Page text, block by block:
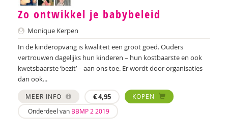
Johan Gelderloos
Sharon Gesthuizen
Simon Hay
P. Hebbink
Josette Hoex
Onno Hoorn
Zo ontwikkel je babybeleid
Monique Kerpen
In de kinderopvang is kwaliteit een groot goed. Ouders
vertrouwen dagelijks hun kinderen – hun kostbaarste en ook
kwetsbaarste ‘bezit’ – aan ons toe. Er wordt door organisaties
dan ook...
MEER INFO €4,95
KOPEN
Onderdeel van BBMP 2 2019